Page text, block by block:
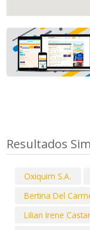
Resultados
Oxiquim S.A.
Bertina Del
Lilian Irene